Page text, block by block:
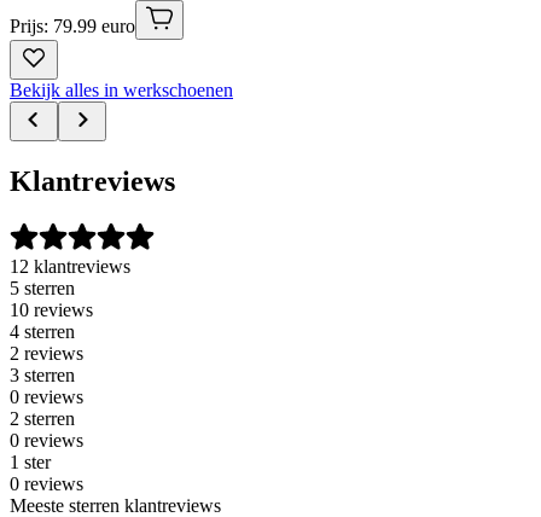
Prijs: 79.99 euro
Bekijk alles in werkschoenen
Klantreviews
12 klantreviews
5 sterren
10 reviews
4 sterren
2 reviews
3 sterren
0 reviews
2 sterren
0 reviews
1 ster
0 reviews
Meeste sterren klantreviews